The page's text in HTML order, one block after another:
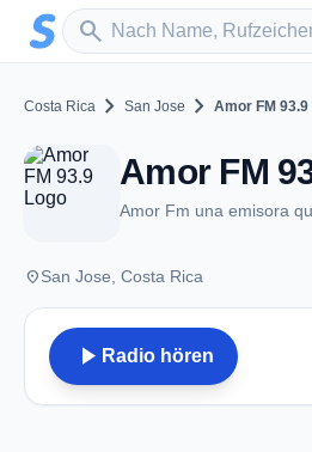
Zum Hauptinhalt springen
search
Sender suchen
Costa Rica chevron_right San Jose chevron_right Amor FM 93.9
Amor Fm una emisora
placeSan Jose, Costa Rica
play_arrow Radio hören